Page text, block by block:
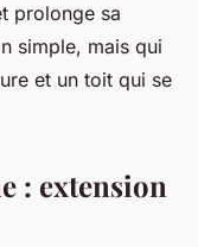
prolonge sa
simple, mais qui
et un toit qui se
: extension